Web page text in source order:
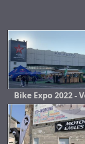
Bike Expo 2022 -